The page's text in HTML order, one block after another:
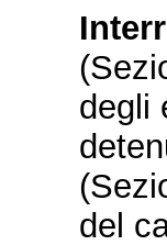
degli
del